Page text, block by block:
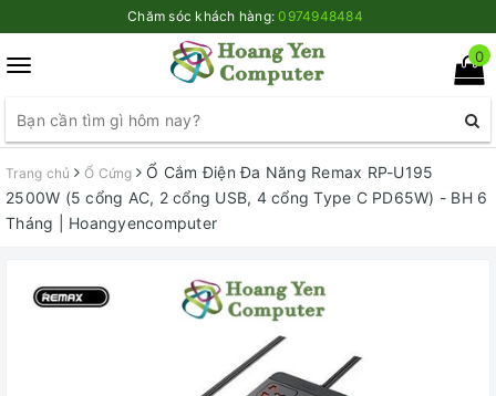
Chăm sóc khách hàng:0974948484
Toggle
0
Trang chủ Ổ Cứng
Ổ Cắm Điện Đa Năng Remax RP-U195
2500W (5 cổng AC, 2 cổng USB, 4 cổng Type C PD65W) - BH 6
Tháng | Hoangyencomputer